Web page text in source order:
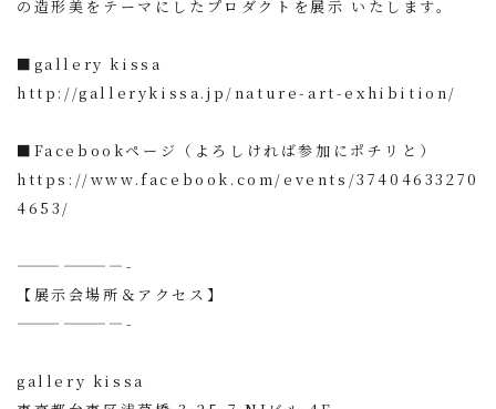
の造形美をテーマにしたプロダクトを展示 いたします。
■gallery kissa
http://gallerykissa.jp/nature-art-exhibition/
■Facebookページ（よろしければ参加にポチリと）
https://www.facebook.com/events/37404633270
4653/
———————-
【展示会場所＆アクセス】
———————-
gallery kissa